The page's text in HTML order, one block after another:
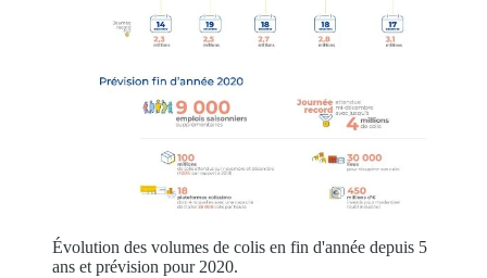
Évolution des volumes de colis en fin d'année depuis 5
ans et prévision pour 2020.